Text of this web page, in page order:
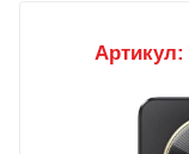
Артикул: